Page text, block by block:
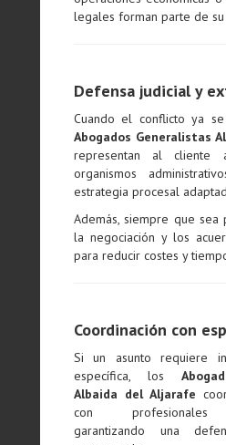
legales forman parte de su
Defensa judicial y
Cuando el conflicto ya
Abogados Generalistas
representan al cliente
organismos
estrategia procesal
Además, siempre que sea
la negociación y los
para reducir costes y
Coordinación con
Si un asunto requiere
específica, los
Albaida del Aljarafe
con profesionales
garantizando una